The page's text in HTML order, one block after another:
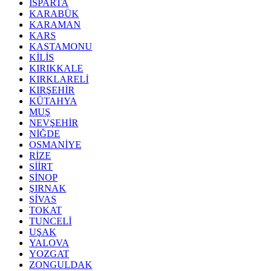
ISPARTA
KARABÜK
KARAMAN
KARS
KASTAMONU
KİLİS
KIRIKKALE
KIRKLARELİ
KIRŞEHİR
KÜTAHYA
MUŞ
NEVŞEHİR
NİĞDE
OSMANİYE
RİZE
SİİRT
SİNOP
ŞIRNAK
SİVAS
TOKAT
TUNCELİ
UŞAK
YALOVA
YOZGAT
ZONGULDAK